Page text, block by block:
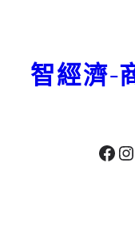
Facebook Instagram
智經濟-